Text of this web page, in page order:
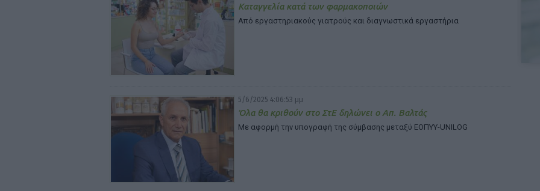
Καταγγελία κατά των φαρμακοποιών
Από εργαστηριακούς γιατρούς και διαγνωστικά εργαστήρια
5/6/2025 4:06:53 μμ
Όλα θα κριθούν στο ΣτΕ δηλώνει ο Απ. Βαλτάς
Με αφορμή την υπογραφή της σύμβασης μεταξύ ΕΟΠΥΥ-UNILOG